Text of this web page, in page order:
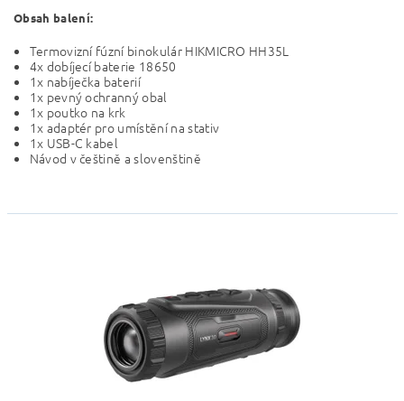
Obsah balení:
Termovizní fúzní binokulár HIKMICRO HH35L
4x dobíjecí baterie 18650
1x nabíječka baterií
1x pevný ochranný obal
1x poutko na krk
1x adaptér pro umístění na stativ
1x USB-C kabel
Návod v češtině a slovenštině